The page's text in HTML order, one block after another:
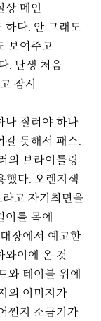
상 메인
하다. 안 그래도
보여주고
. 난생 처음
잠시
나 질러야 하나
갈 듯해서 패스.
의 브라이틀링
했다. 오렌지색
고 자기최면을
이를 목에
장에서 예고한
와이에 온 것
와 테이블 위에
의 이미지가
쩐지 소금기가